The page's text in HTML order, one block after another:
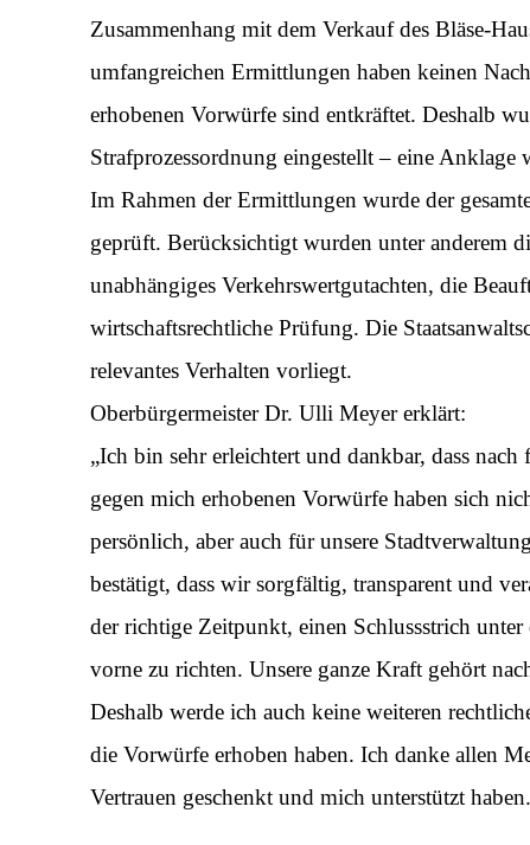
Zusammenhang mit dem Verkauf des Bläse-
umfangreichen Ermittlungen haben keinen
erhobenen Vorwürfe sind entkräftet. Deshalb
Strafprozessordnung eingestellt – eine Anklage
Im Rahmen der Ermittlungen wurde der
geprüft. Berücksichtigt wurden unter anderem
unabhängiges Verkehrswertgutachten, die
wirtschaftsrechtliche Prüfung. Die
relevantes Verhalten vorliegt.
Oberbürgermeister Dr. Ulli Meyer erklärt:
„Ich bin sehr erleichtert und dankbar, dass
gegen mich erhobenen Vorwürfe haben sich
persönlich, aber auch für unsere
bestätigt, dass wir sorgfältig, transparent und
der richtige Zeitpunkt, einen Schlussstrich
vorne zu richten. Unsere ganze Kraft gehört
Deshalb werde ich auch keine weiteren
die Vorwürfe erhoben haben. Ich danke allen
Vertrauen geschenkt und mich unterstützt